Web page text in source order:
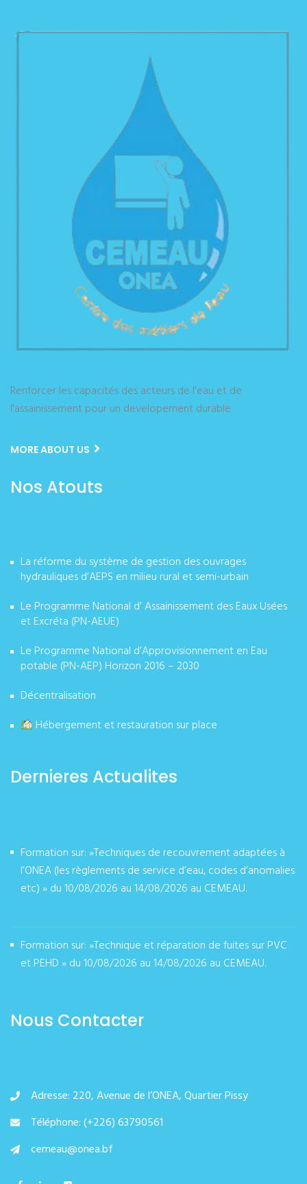
Renforcer les capacités des acteurs de l'eau et de
l'assainissement pour un developement durable
MORE ABOUT US
Nos Atouts
La réforme du système de gestion des ouvrages
hydrauliques d’AEPS en milieu rural et semi-urbain
Le Programme National d’ Assainissement des Eaux Usées
et Excréta (PN-AEUE)
Le Programme National d’Approvisionnement en Eau
potable (PN-AEP) Horizon 2016 – 2030
Décentralisation
Hébergement et restauration sur place
Dernieres Actualites
Formation sur: »Techniques de recouvrement adaptées à
l’ONEA (les règlements de service d’eau, codes d’anomalies
etc) » du 10/08/2026 au 14/08/2026 au CEMEAU.
Formation sur: »Technique et réparation de fuites sur PVC
et PEHD » du 10/08/2026 au 14/08/2026 au CEMEAU.
Nous Contacter
Adresse: 220, Avenue de l’ONEA, Quartier Pissy
Téléphone: (+226) 63790561
cemeau@onea.bf